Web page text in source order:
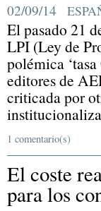
02/09/14
El pasado 21
LPI (Ley de
polémica
editores de
criticada por
1 comentario(s)
El coste
para los